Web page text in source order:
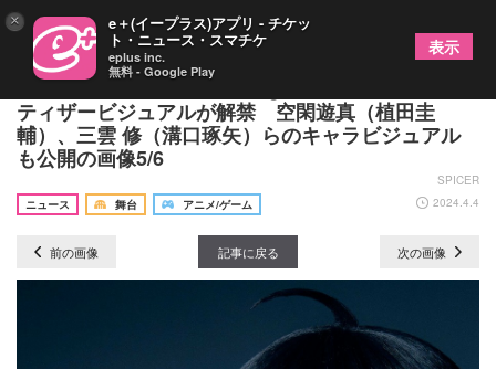
『ワールドトリガー the Stage』ガロプラ迎撃編の
ティザービジュアルが解禁 空閑遊真（植田圭
輔）、三雲 修（溝口琢矢）らのキャラビジュアル
も公開の画像5/6
SPICER
ニュース
舞台 アニメ/ゲーム 2024.4.4
前の画像 記事に戻る 次の画像
× e＋(イープラス)アプリ - チケッ
ト・ニュース・スマチケ
eplus inc.
無料 - Google Play
表示